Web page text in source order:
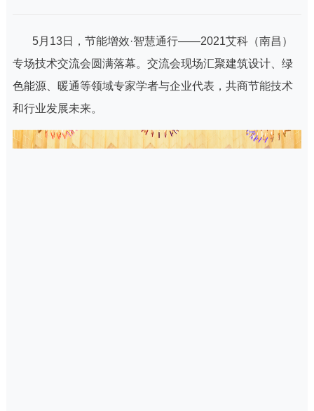
5月13日，节能增效·智慧通行——2021艾科（南昌）
专场技术交流会圆满落幕。交流会现场汇聚建筑设计、绿
色能源、暖通等领域专家学者与企业代表，共商节能技术
和行业发展未来。